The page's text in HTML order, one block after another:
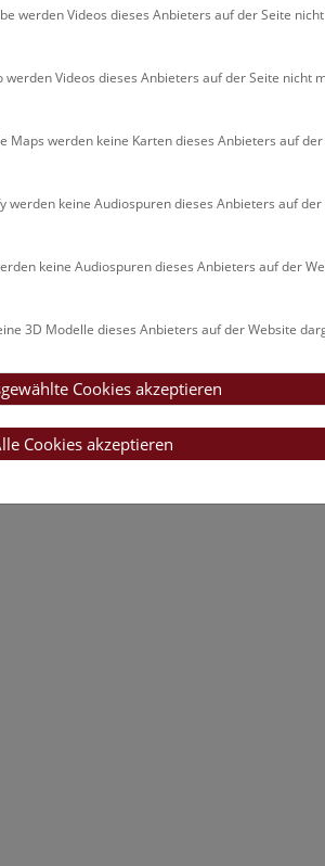
Wien in der Regel geschlossen.
werden Videos dieses Anbieters auf der Seite
Videos dieses Anbieters auf der Seite nicht
Maps werden keine Karten dieses Anbieters auf
werden keine Audiospuren dieses Anbieters auf
keine Audiospuren dieses Anbieters auf der
3D Modelle dieses Anbieters auf der Website
Cookies akzeptieren
Cookies akzeptieren